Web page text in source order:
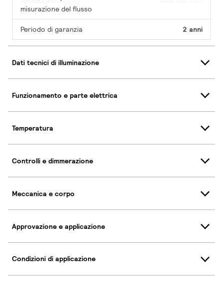
misurazione del flusso
Periodo di garanzia 2 anni
Dati tecnici di illuminazione
Funzionamento e parte elettrica
Temperatura
Controlli e dimmerazione
Meccanica e corpo
Approvazione e applicazione
Condizioni di applicazione